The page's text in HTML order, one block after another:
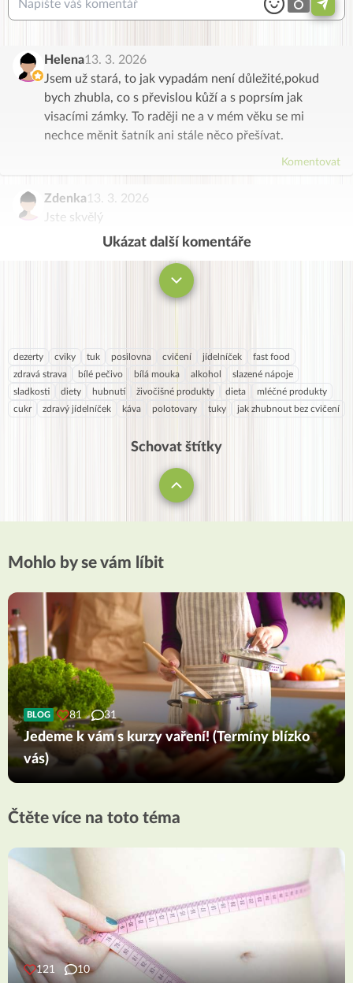
Helena13. 3. 2026
Jsem už stará, to jak vypadám není důležité,pokud
bych zhubla, co s převislou kůží a s poprsím jak
visacími zámky. To raději ne a v mém věku se mi
nechce měnit šatník ani stále něco přešívat.
Komentovat
Zdenka13. 3. 2026
Jste skvělý
Ukázat další komentáře
dezerty cviky tuk posilovna cvičení jídelníček
fast food
zdravá strava
bílé pečivo bílá mouka alkohol
slazené nápoje
sladkosti
diety hubnutí živočišné produkty dieta
mléčné produkty
cukr
zdravý jídelníček káva polotovary tuky jak zhubnout bez cvičení
Schovat štítky
Mohlo by se vám líbit
BLOG 81 31
Jedeme k vám s kurzy vaření! (Termíny blízko
vás)
Čtěte více na toto téma
121 10